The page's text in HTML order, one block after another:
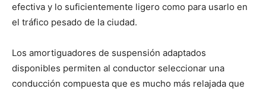
efectiva y lo suficientemente ligero como para usarlo en
el tráfico pesado de la ciudad.
Los amortiguadores de suspensión adaptados
disponibles permiten al conductor seleccionar una
conducción compuesta que es mucho más relajada que